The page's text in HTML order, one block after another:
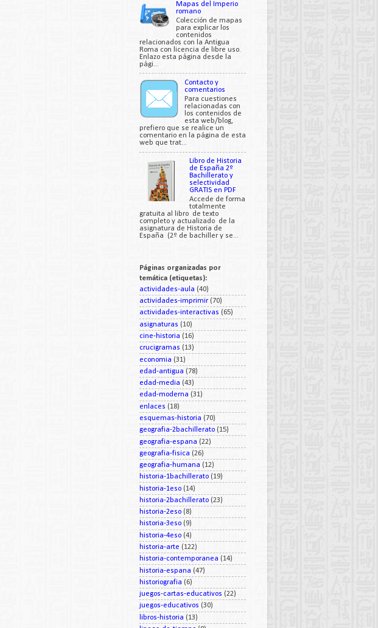
Mapas del Imperio
romano
Colección de mapas
para explicar los
contenidos
relacionados con la Antigua
Roma con licencia de libre uso.
Enlazo esta página desde la
pági...
Contacto y
comentarios
Para cuestiones
relacionadas con
los contenidos de
esta web/blog,
prefiero que se realice un
comentario en la página de esta
web que trat...
Libro de Historia
de España 2º
Bachillerato y
selectividad
GRATIS en PDF
Accede de forma
totalmente
gratuita al libro de texto
completo y actualizado de la
asignatura de Historia de
España (2º de bachiller y se...
Páginas organizadas por
temática (etiquetas):
actividades-aula (40)
actividades-imprimir (70)
actividades-interactivas (65)
asignaturas (10)
cine-historia (16)
crucigramas (13)
economia (31)
edad-antigua (78)
edad-media (43)
edad-moderna (31)
enlaces (18)
esquemas-historia (70)
geografia-2bachillerato (15)
geografia-espana (22)
geografia-fisica (26)
geografia-humana (12)
historia-1bachillerato (19)
historia-1eso (14)
historia-2bachillerato (23)
historia-2eso (8)
historia-3eso (9)
historia-4eso (4)
historia-arte (122)
historia-contemporanea (14)
historia-espana (47)
historiografia (6)
juegos-cartas-educativos (22)
juegos-educativos (30)
libros-historia (13)